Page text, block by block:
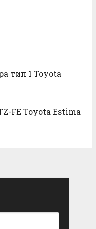
тип 1 Toyota
FE Toyota Estima